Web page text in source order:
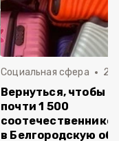
Социальная сфера 20
Вернуться, чтобы
почти 1 500
в Белгородскую